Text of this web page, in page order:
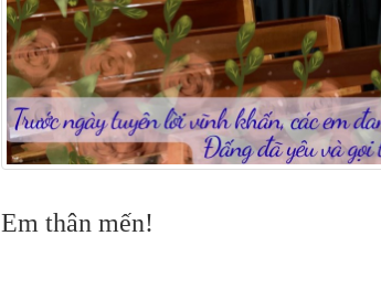
Em thân mến!